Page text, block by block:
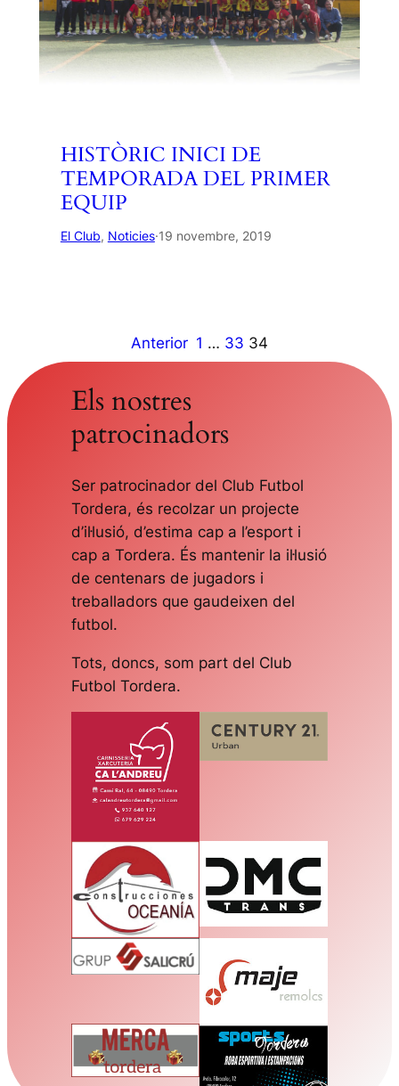
HISTÒRIC INICI DE
TEMPORADA DEL PRIMER
EQUIP
El Club, Noticies·19 novembre, 2019
Anterior 1 … 33 34
Els nostres
patrocinadors
Ser patrocinador del Club Futbol
Tordera, és recolzar un projecte
d’il·lusió, d’estima cap a l’esport i
cap a Tordera. És mantenir la il·lusió
de centenars de jugadors i
treballadors que gaudeixen del
futbol.
Tots, doncs, som part del Club
Futbol Tordera.